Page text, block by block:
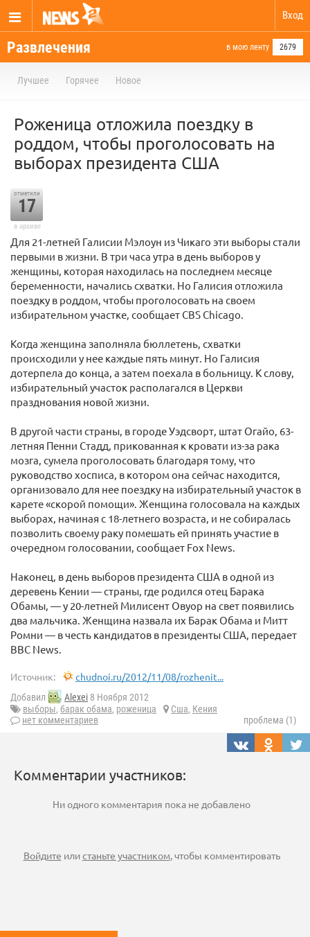
Вход
Развлечения в мою ленту 2679
Лучшее Горячее Новое
Роженица отложила поездку в
роддом, чтобы проголосовать на
выборах президента США
отметили
17
в архиве
Для 21-летней Галисии Мэлоун из Чикаго эти выборы стали
первыми в жизни. В три часа утра в день выборов у
женщины, которая находилась на последнем месяце
беременности, начались схватки. Но Галисия отложила
поездку в роддом, чтобы проголосовать на своем
избирательном участке, сообщает CBS Chicago.
Когда женщина заполняла бюллетень, схватки
происходили у нее каждые пять минут. Но Галисия
дотерпела до конца, а затем поехала в больницу. К слову,
избирательный участок располагался в Церкви
празднования новой жизни.
В другой части страны, в городе Уэдсворт, штат Огайо, 63-
летняя Пенни Стадд, прикованная к кровати из-за рака
мозга, сумела проголосовать благодаря тому, что
руководство хосписа, в котором она сейчас находится,
организовало для нее поездку на избирательный участок в
карете «скорой помощи». Женщина голосовала на каждых
выборах, начиная с 18-летнего возраста, и не собиралась
позволить своему раку помешать ей принять участие в
очередном голосовании, сообщает Fox News.
Наконец, в день выборов президента США в одной из
деревень Кении — страны, где родился отец Барака
Обамы, — у 20-летней Милисент Овуор на свет появились
два мальчика. Женщина назвала их Барак Обама и Митт
Ромни — в честь кандидатов в президенты США, передает
BBC News.
Источник: chudnoi.ru/2012/11/08/rozhenit...
Добавил Alexei 8 Ноября 2012
выборы, барак обама, роженица Сша, Кения
нет комментариев
проблема (1)
Комментарии участников:
Ни одного комментария пока не добавлено
Войдите илистаньте участником, чтобы комментировать